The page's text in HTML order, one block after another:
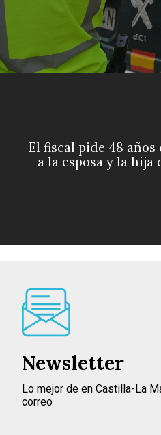
El fiscal pide 48
a la esposa y la hija
Newsletter
Lo mejor de en Castilla-La
correo